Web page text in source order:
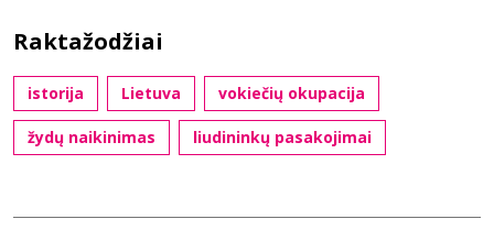
Raktažodžiai
istorija Lietuva vokiečių okupacija
žydų naikinimas liudininkų pasakojimai